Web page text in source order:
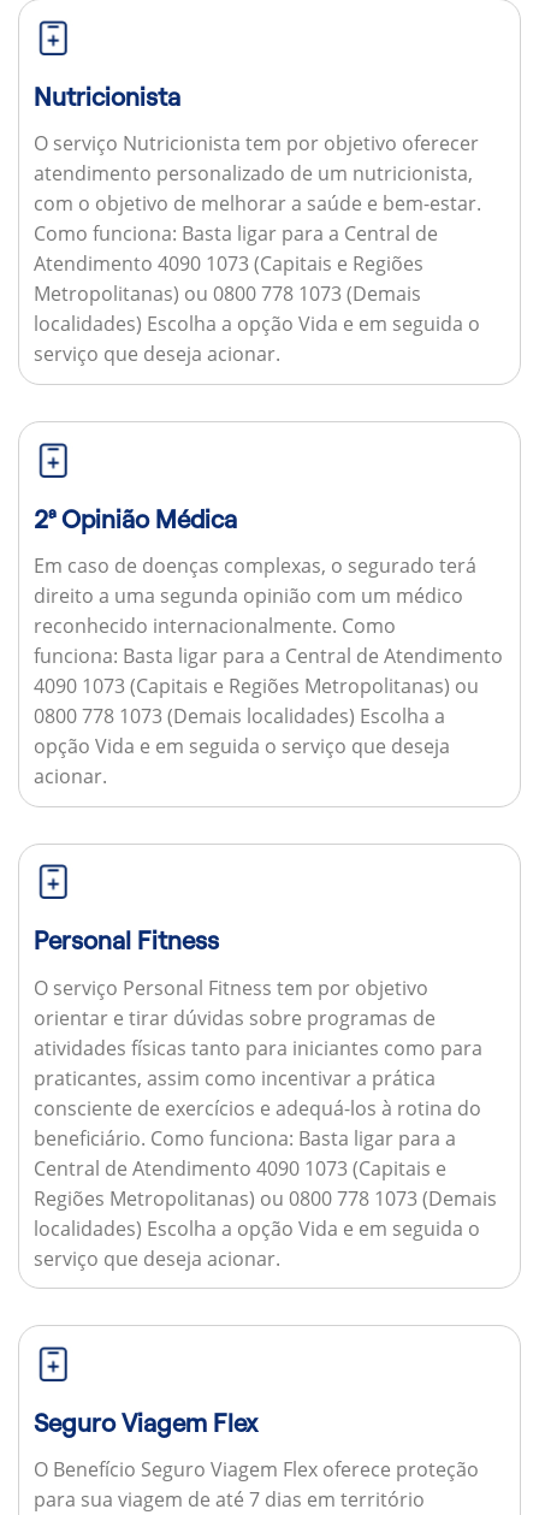
Nutricionista
O serviço Nutricionista tem por objetivo oferecer
atendimento personalizado de um nutricionista,
com o objetivo de melhorar a saúde e bem-estar.
Como funciona: Basta ligar para a Central de
Atendimento 4090 1073 (Capitais e Regiões
Metropolitanas) ou 0800 778 1073 (Demais
localidades) Escolha a opção Vida e em seguida o
serviço que deseja acionar.
2ª Opinião Médica
Em caso de doenças complexas, o segurado terá
direito a uma segunda opinião com um médico
reconhecido internacionalmente. Como
funciona: Basta ligar para a Central de Atendimento
4090 1073 (Capitais e Regiões Metropolitanas) ou
0800 778 1073 (Demais localidades) Escolha a
opção Vida e em seguida o serviço que deseja
acionar.
Personal Fitness
O serviço Personal Fitness tem por objetivo
orientar e tirar dúvidas sobre programas de
atividades físicas tanto para iniciantes como para
praticantes, assim como incentivar a prática
consciente de exercícios e adequá-los à rotina do
beneficiário. Como funciona: Basta ligar para a
Central de Atendimento 4090 1073 (Capitais e
Regiões Metropolitanas) ou 0800 778 1073 (Demais
localidades) Escolha a opção Vida e em seguida o
serviço que deseja acionar.
Seguro Viagem Flex
O Benefício Seguro Viagem Flex oferece proteção
para sua viagem de até 7 dias em território